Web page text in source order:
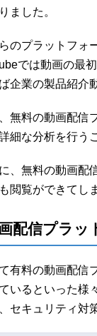
ました。
のプラットフォ
では動画の最
企業の製品紹介
無料の動画配信
細な分析を行う
、無料の動画配
閲覧ができてし
配信プラッ
有料の動画配信
いるといった様
セキュリティ対